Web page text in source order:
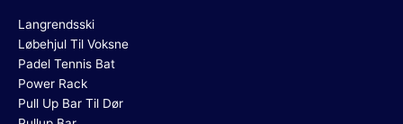
Langrendsski
Løbehjul Til Voksne
Padel Tennis Bat
Power Rack
Pull Up Bar Til Dør